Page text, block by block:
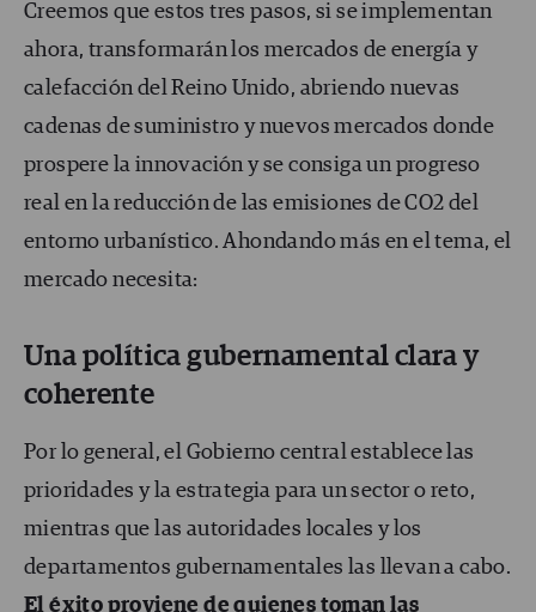
Creemos que estos tres pasos, si se implementan
ahora, transformarán los mercados de energía y
calefacción del Reino Unido, abriendo nuevas
cadenas de suministro y nuevos mercados donde
prospere la innovación y se consiga un progreso
real en la reducción de las emisiones de CO2 del
entorno urbanístico. Ahondando más en el tema, el
mercado necesita:
Una política gubernamental clara y
coherente
Por lo general, el Gobierno central establece las
prioridades y la estrategia para un sector o reto,
mientras que las autoridades locales y los
departamentos gubernamentales las llevan a cabo.
El éxito proviene de quienes toman las